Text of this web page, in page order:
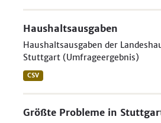
Haushaltsausgaben
Haushaltsausgaben der
Stuttgart (Umfrageergebnis)
CSV
Größte Probleme in